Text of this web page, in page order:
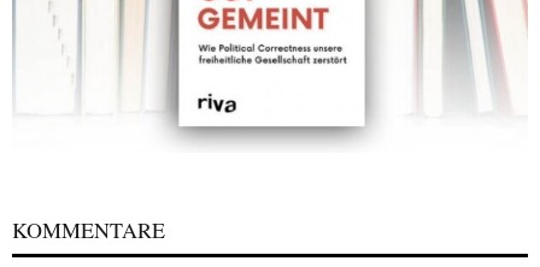
KOMMENTARE